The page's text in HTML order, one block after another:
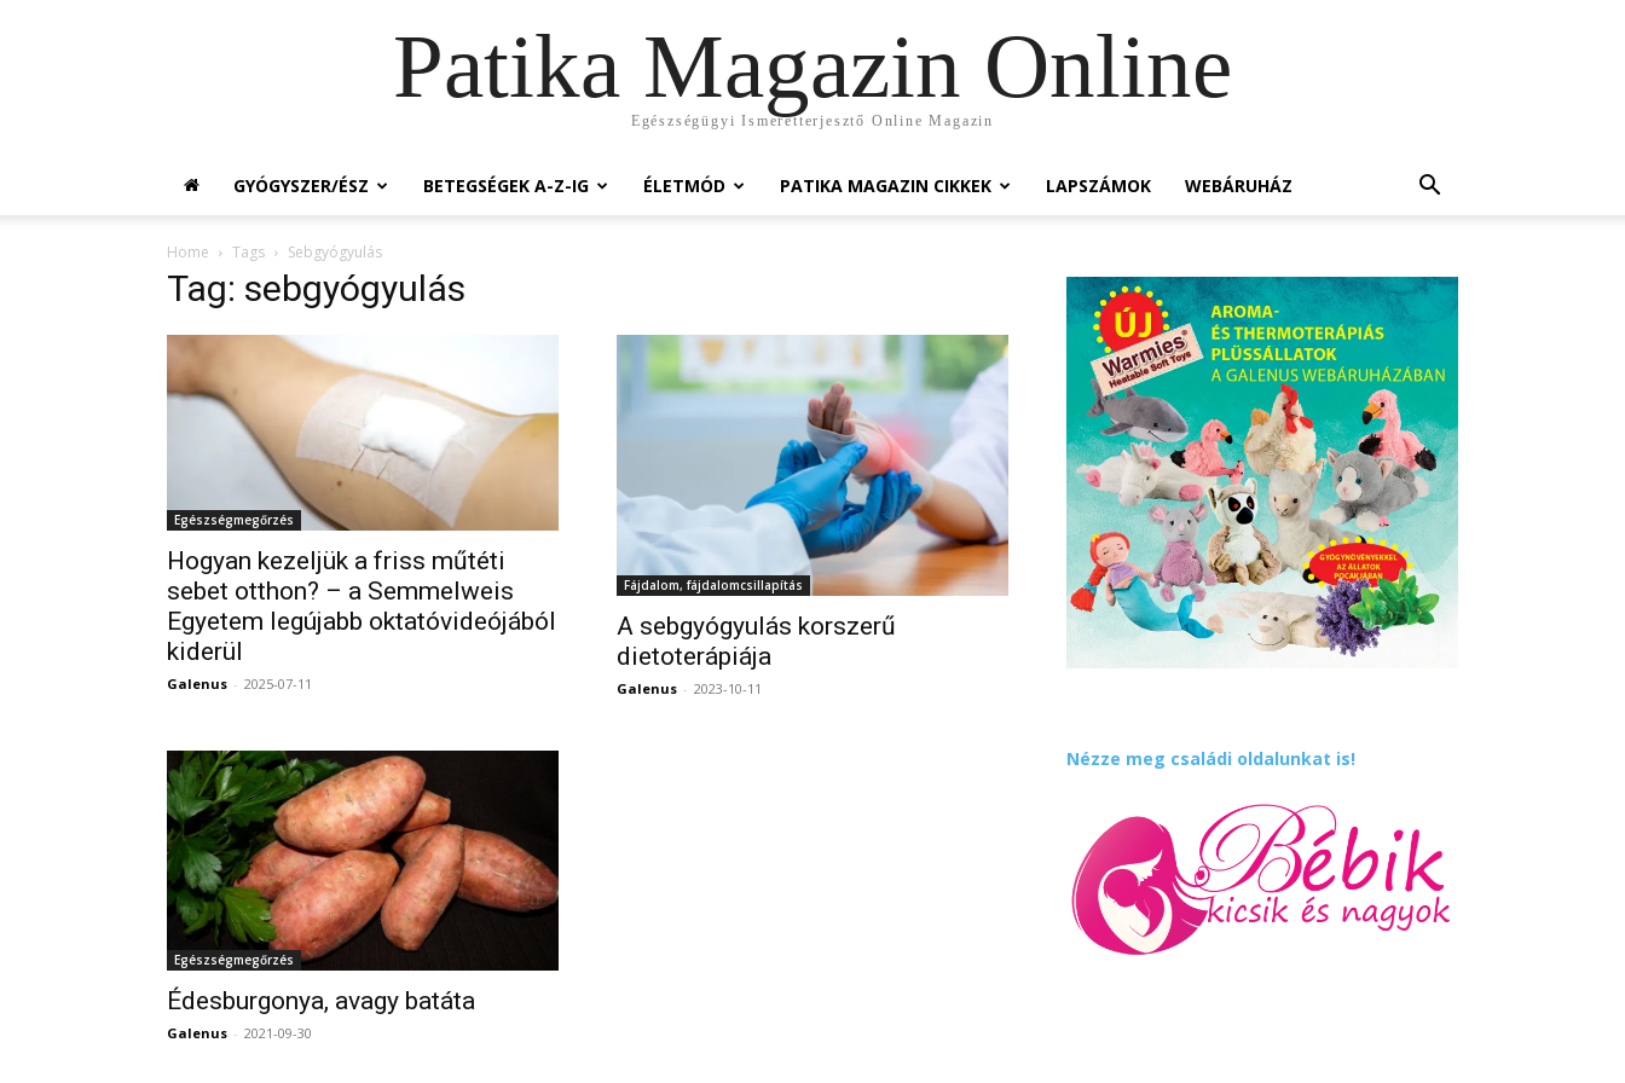
Patika Magazin Online
Egészségügyi Ismeretterjesztő Online Magazin
GYÓGYSZER/ÉSZ BETEGSÉGEK A-Z-IG ÉLETMÓD PATIKA MAGAZIN CIKKEK LAPSZÁMOK WEBÁRUHÁZ
Home Tags Sebgyógyulás
Tag: sebgyógyulás
Egészségmegőrzés
Hogyan kezeljük a friss műtéti
sebet otthon? – a Semmelweis
Egyetem legújabb oktatóvideójából
kiderül
Galenus - 2025-07-11
Fájdalom, fájdalomcsillapítás
A sebgyógyulás korszerű
dietoterápiája
Galenus - 2023-10-11
Egészségmegőrzés
Édesburgonya, avagy batáta
Galenus - 2021-09-30
Nézze meg családi oldalunkat is!